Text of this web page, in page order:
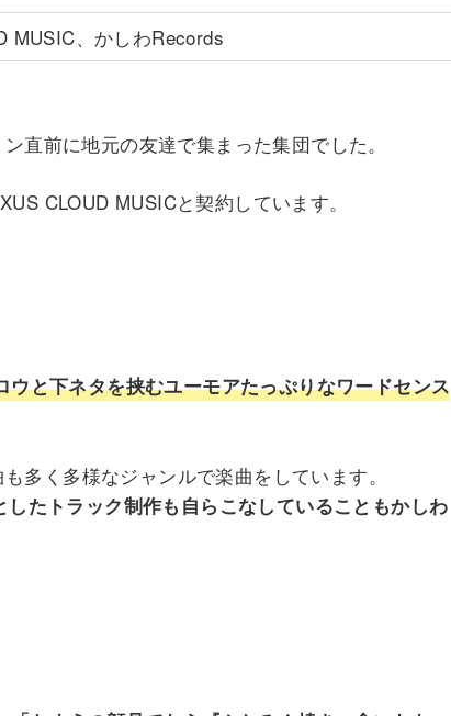
MUSIC、かしわRecords
直前に地元の友達で集まった集団でした。
CLOUD MUSICと契約しています。
ウと下ネタを挟むユーモアたっぷりなワードセンス
多く多様なジャンルで楽曲をしています。
たトラック制作も自らこなしていることもかしわ